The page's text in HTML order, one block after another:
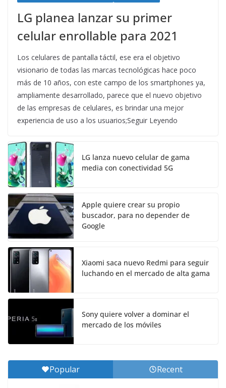
LG planea lanzar su primer
celular enrollable para 2021
Los celulares de pantalla táctil, ese era el objetivo
visionario de todas las marcas tecnológicas hace poco
más de 10 años, con este campo de los smartphones ya,
ampliamente desarrollado, parece que el nuevo objetivo
de las empresas de celulares, es brindar una mejor
experiencia de uso a los usuarios;Seguir Leyendo
LG lanza nuevo celular de gama
media con conectividad 5G
Apple quiere crear su propio
buscador, para no depender de
Google
Xiaomi saca nuevo Redmi para seguir
luchando en el mercado de alta gama
Sony quiere volver a dominar el
mercado de los móviles
Popular Recent